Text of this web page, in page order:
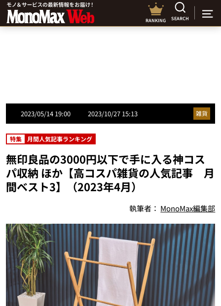
RANKING SEARCH
2023/05/14 19:00 2023/10/27 15:13 雑貨
特集 月間人気記事ランキング
無印良品の3000円以下で手に入る神コス
パ収納 ほか【高コスパ雑貨の人気記事 月
間ベスト3】（2023年4月）
執筆者： MonoMax編集部